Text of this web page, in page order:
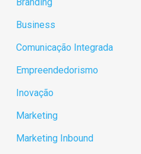
Business
Comunicação Integrada
Empreendedorismo
Inovação
Marketing
Marketing Inbound